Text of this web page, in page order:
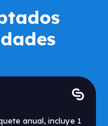
anual, incluye 1